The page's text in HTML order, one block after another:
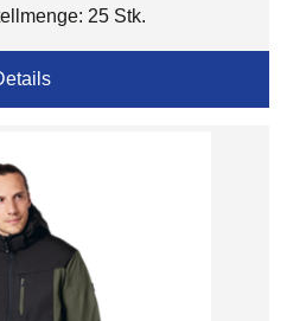
25 Stk.